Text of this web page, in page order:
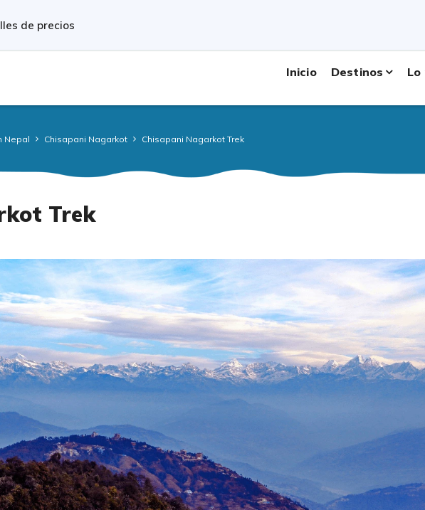
Licencia de Turismo: 1223/067
Inicio Destinos Lo
Nepal Chisapani Nagarkot Chisapani Nagarkot Trek
de precios
Trek